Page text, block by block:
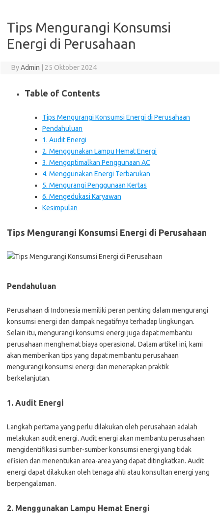
Tips Mengurangi Konsumsi
Energi di Perusahaan
ByAdmin 25 Oktober 2024
Table of Contents
Tips Mengurangi Konsumsi Energi di Perusahaan
Pendahuluan
1. Audit Energi
2. Menggunakan Lampu Hemat Energi
3. Mengoptimalkan Penggunaan AC
4. Menggunakan Energi Terbarukan
5. Mengurangi Penggunaan Kertas
6. Mengedukasi Karyawan
Kesimpulan
Tips Mengurangi Konsumsi Energi di Perusahaan
Pendahuluan
Perusahaan di Indonesia memiliki peran penting dalam mengurangi
konsumsi energi dan dampak negatifnya terhadap lingkungan.
Selain itu, mengurangi konsumsi energi juga dapat membantu
perusahaan menghemat biaya operasional. Dalam artikel ini, kami
akan memberikan tips yang dapat membantu perusahaan
mengurangi konsumsi energi dan menerapkan praktik
berkelanjutan.
1. Audit Energi
Langkah pertama yang perlu dilakukan oleh perusahaan adalah
melakukan audit energi. Audit energi akan membantu perusahaan
mengidentifikasi sumber-sumber konsumsi energi yang tidak
efisien dan menentukan area-area yang dapat ditingkatkan. Audit
energi dapat dilakukan oleh tenaga ahli atau konsultan energi yang
berpengalaman.
2. Menggunakan Lampu Hemat Energi